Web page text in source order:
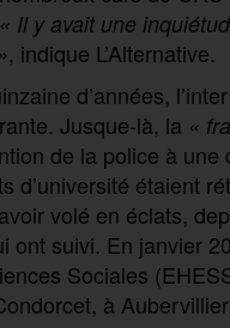
« Il y avait une
, indique L’Alternative.
d’années,
Jusque-là, la «
de la police à
d’université étaient
volé en éclats,
suivi. En janvier
Sociales
à